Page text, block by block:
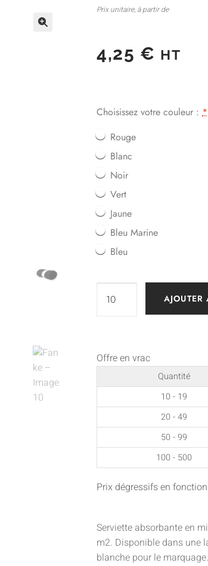
Prix unitaire, à partir de
4,25 € HT
Choisissez votre couleur : *
Rouge
Blanc
Noir
Vert
Jaune
Bleu Marine
Bleu
AJOUTER
Offre en vrac
Quantité
10 - 19
20 - 49
50 - 99
100 - 500
Prix dégressifs en
Serviette absorbante en
m2. Disponible dans une
blanche pour le marquage.